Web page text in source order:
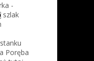
-
szlak
Poręba